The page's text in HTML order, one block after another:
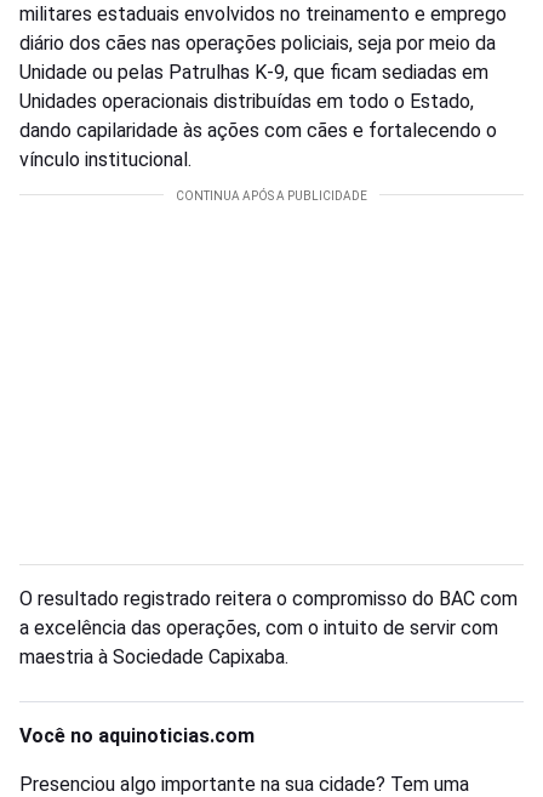
militares estaduais envolvidos no treinamento e emprego
diário dos cães nas operações policiais, seja por meio da
Unidade ou pelas Patrulhas K-9, que ficam sediadas em
Unidades operacionais distribuídas em todo o Estado,
dando capilaridade às ações com cães e fortalecendo o
vínculo institucional.
O resultado registrado reitera o compromisso do BAC com
a excelência das operações, com o intuito de servir com
maestria à Sociedade Capixaba.
Você no aquinoticias.com
Presenciou algo importante na sua cidade? Tem uma